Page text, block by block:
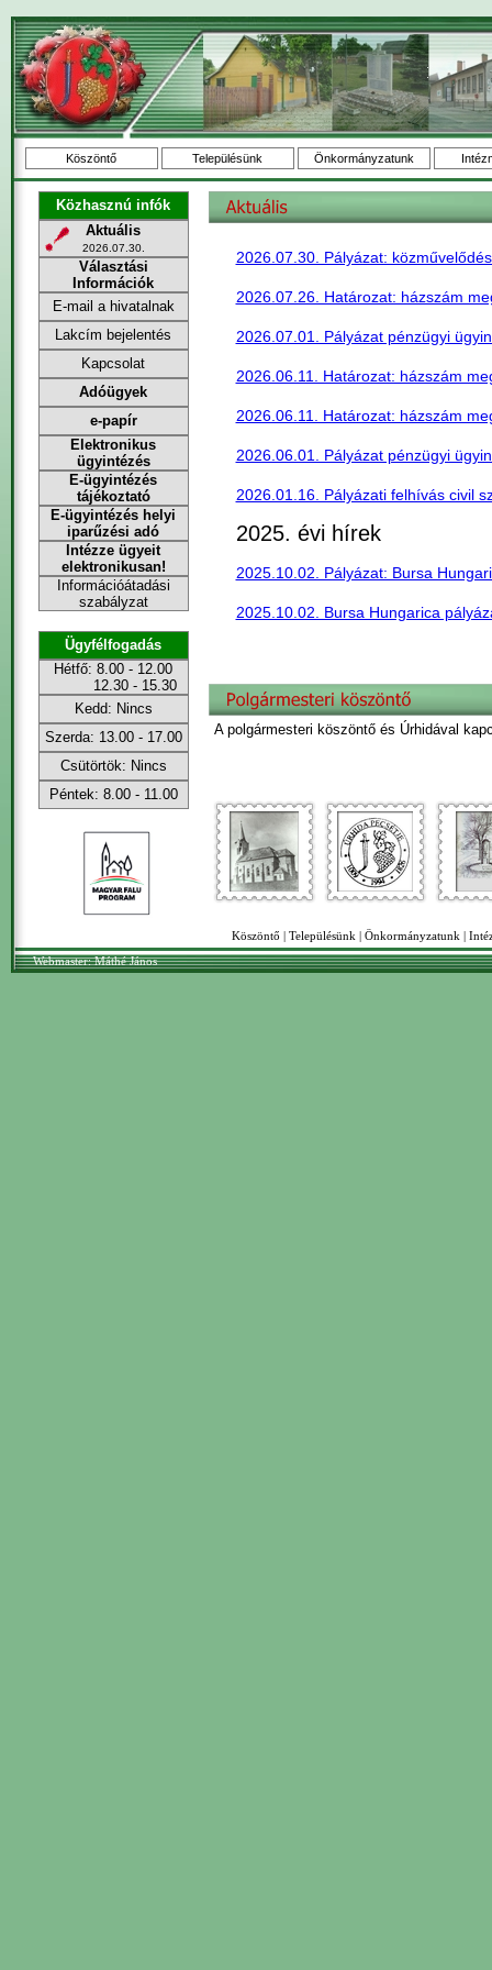
Köszöntő Településünk Önkormányzatunk
Közhasznú infók
Aktuális
2026.07.30.
Választási
Információk
E-mail a hivatalnak
Lakcím bejelentés
Kapcsolat
Adóügyek
e-papír
Elektronikus
ügyintézés
E-ügyintézés
tájékoztató
E-ügyintézés helyi
iparűzési adó
Intézze ügyeit
elektronikusan!
Információátadási
szabályzat
Ügyfélfogadás
Hétfő: 8.00 - 12.00
12.30 - 15.30
Kedd: Nincs
Szerda: 13.00 - 17.00
Csütörtök: Nincs
Péntek: 8.00 - 11.00
2026.07.30. Pályázat:
2026.07.26. Határozat: házszám
2026.07.01. Pályázat pénzügyi
2026.06.11. Határozat: házszám
2026.06.11. Határozat: házszám
2026.06.01. Pályázat pénzügyi
2026.01.16. Pályázati felhívás civil
2025. évi hírek
2025.10.02. Pályázat: Bursa
2025.10.02. Bursa Hungarica
A polgármesteri köszöntő és Úrhidával
Köszöntő | Településünk | Önkormányzatunk |
Webmaster:Máthé János